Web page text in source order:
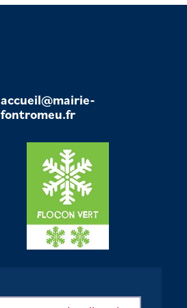
accueil@mairie-
fontromeu.fr